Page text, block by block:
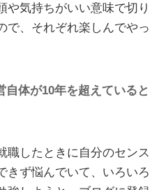
や気持ちがいい意味で切り
で、それぞれ楽しんでやっ
体が10年を超えていると
職したときに自分のセンス
きず悩んでいて、いろいろ